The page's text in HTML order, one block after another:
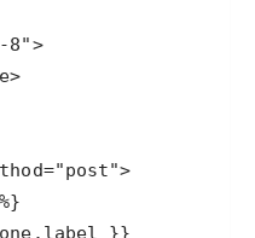
    <meta charset="UTF-8">